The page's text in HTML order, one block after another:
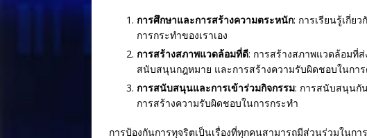
การศึกษาและการสร้างความตระหนัก: การเรียนรู้เกี่ย
การกระทำของเราเอง
การสร้างสภาพแวดล้อมที่ดี: การสร้างสภาพแวดล้อมที่ส่
สนับสนุนกฎหมาย และการสร้างความรับผิดชอบในกา
การสนับสนุนและการเข้าร่วมกิจกรรม: การสนับสนุนกั
การสร้างความรับผิดชอบในการกระทำ
การป้องกันการทุจริตเป็นเรื่องที่ทุกคนสามารถมีส่วนร่วมในก